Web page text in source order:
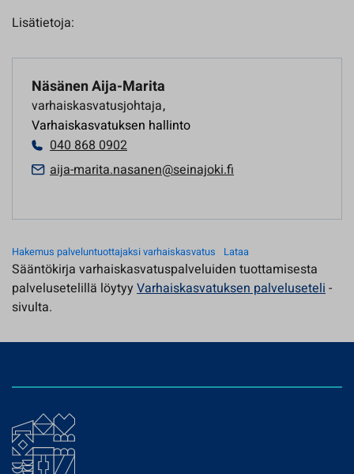
Lisätietoja:
Näsänen Aija-Marita
varhaiskasvatusjohtaja,
Varhaiskasvatuksen hallinto
040 868 0902
aija-marita.nasanen@seinajoki.fi
Hakemus palveluntuottajaksi varhaiskasvatus Lataa
Sääntökirja varhaiskasvatuspalveluiden tuottamisesta
palvelusetelillä löytyy Varhaiskasvatuksen palveluseteli-
sivulta.